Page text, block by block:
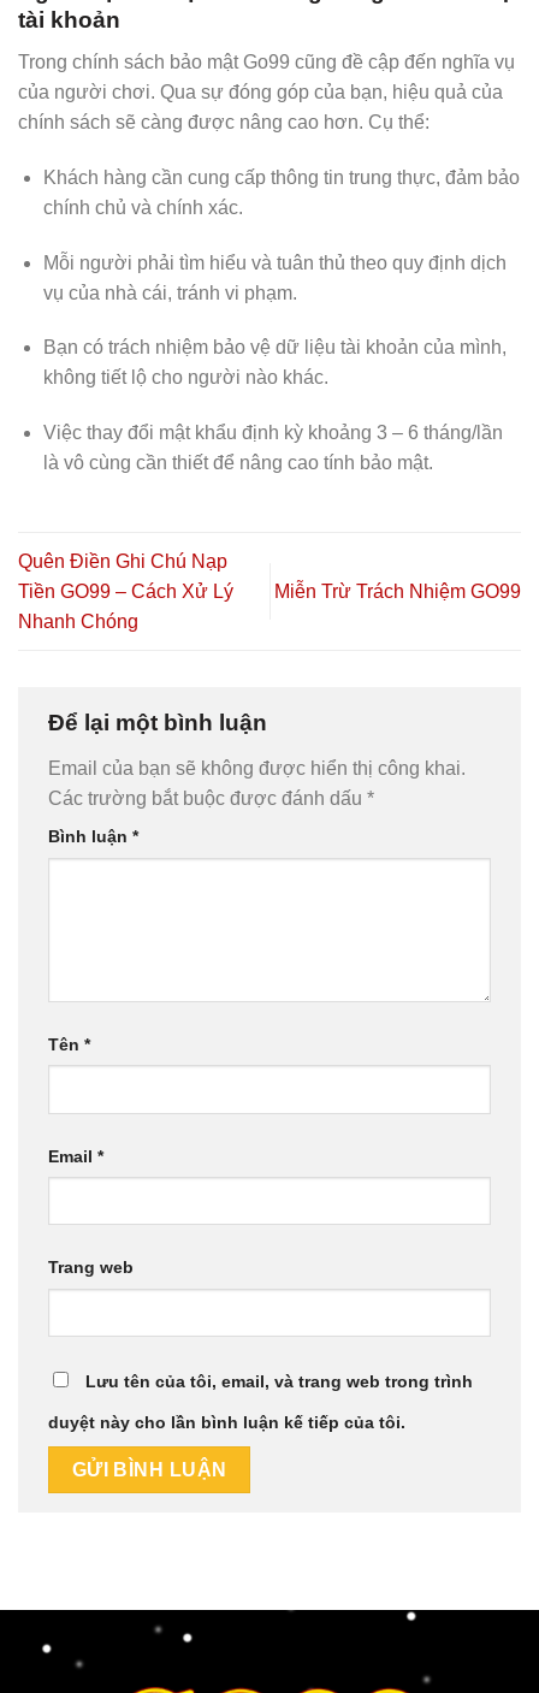
tài khoản
Trong chính sách bảo mật Go99 cũng đề cập đến nghĩa vụ
của người chơi. Qua sự đóng góp của bạn, hiệu quả của
chính sách sẽ càng được nâng cao hơn. Cụ thể:
Khách hàng cần cung cấp thông tin trung thực, đảm bảo
chính chủ và chính xác.
Mỗi người phải tìm hiểu và tuân thủ theo quy định dịch
vụ của nhà cái, tránh vi phạm.
Bạn có trách nhiệm bảo vệ dữ liệu tài khoản của mình,
không tiết lộ cho người nào khác.
Việc thay đổi mật khẩu định kỳ khoảng 3 – 6 tháng/lần
là vô cùng cần thiết để nâng cao tính bảo mật.
Quên Điền Ghi Chú Nạp
Tiền GO99 – Cách Xử Lý
Nhanh Chóng
Miễn Trừ Trách Nhiệm GO99
Để lại một bình luận
Email của bạn sẽ không được hiển thị công khai.
Các trường bắt buộc được đánh dấu *
Bình luận *
Tên *
Email *
Trang web
Lưu tên của tôi, email, và trang web trong trình
duyệt này cho lần bình luận kế tiếp của tôi.